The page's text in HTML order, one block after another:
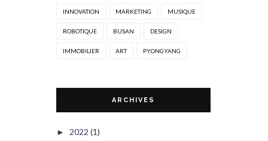
INNOVATION MARKETING MUSIQUE
ROBOTIQUE BUSAN DESIGN
IMMOBILIER ART PYONGYANG
ARCHIVES
► 2022 (1)